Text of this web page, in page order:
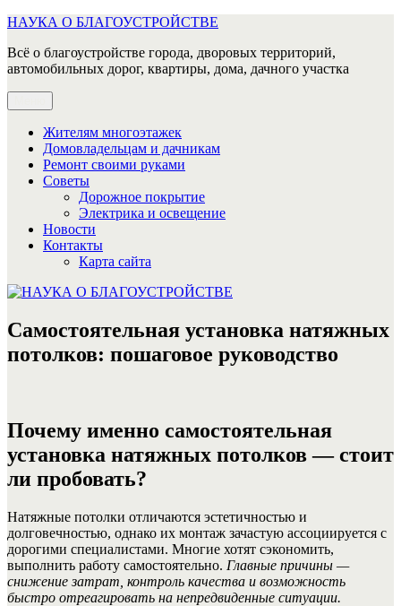
Перейти
содержимому
НАУКА О БЛАГОУСТРОЙСТВЕ
Всё о благоустройстве города, дворовых территорий,
автомобильных дорог, квартиры, дома, дачного участка
Жителям многоэтажек
Домовладельцам и дачникам
Ремонт своими руками
Советы
Дорожное покрытие
Электрика и освещение
Новости
Контакты
Карта сайта
Самостоятельная установка натяжных
потолков: пошаговое руководство
Почему именно самостоятельная
установка натяжных потолков — стоит
ли пробовать?
Натяжные потолки отличаются эстетичностью и
долговечностью, однако их монтаж зачастую ассоциируется с
дорогими специалистами. Многие хотят сэкономить,
выполнить работу самостоятельно. Главные причины —
снижение затрат, контроль качества и возможность
быстро отреагировать на непредвиденные ситуации.